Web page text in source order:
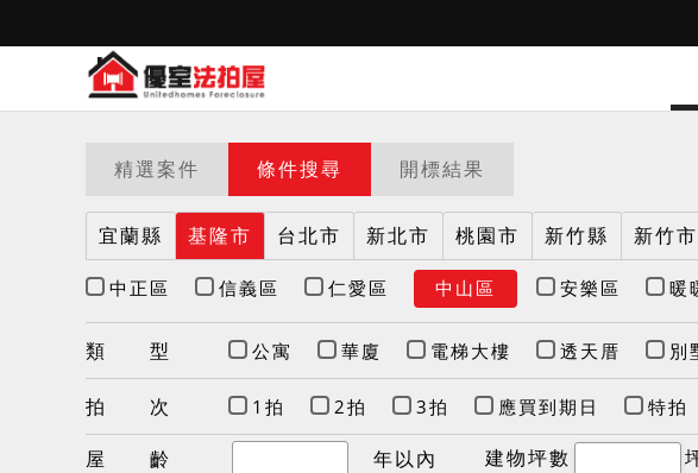
精選案件 條件搜尋 開標結果
宜蘭縣 基隆市 台北市 新北市 桃園市 新竹縣 新竹市
中正區 信義區 仁愛區 中山區 安樂區 暖
類 型 公寓 華廈 電梯大樓 透天厝 別
拍 次 1拍 2拍 3拍 應買到期日 特拍
屋 齡 年以內 建物坪數